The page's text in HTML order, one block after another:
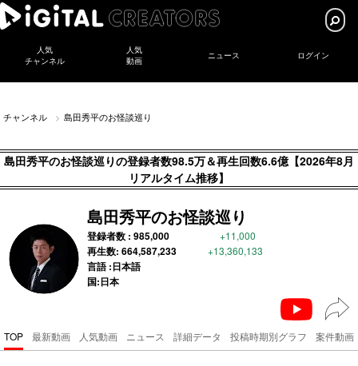
人気
チャンネル
人気
動画
ニュース ログイン
チャンネル 島田秀平のお怪談巡り
島田秀平のお怪談巡りの登録者数98.5万＆再生回数6.6億【2026年8月
リアルタイム推移】
島田秀平のお怪談巡り
登録者数 : 985,000 +11,000
再生数: 664,587,233 +13,360,133
言語 :日本語
国:日本
TOP 最新動画 人気動画 ニュース 詳細データ 投稿時期別グラフ 案件動画